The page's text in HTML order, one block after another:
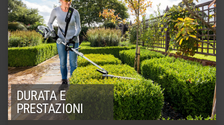
DURATA E
PRESTAZIONI